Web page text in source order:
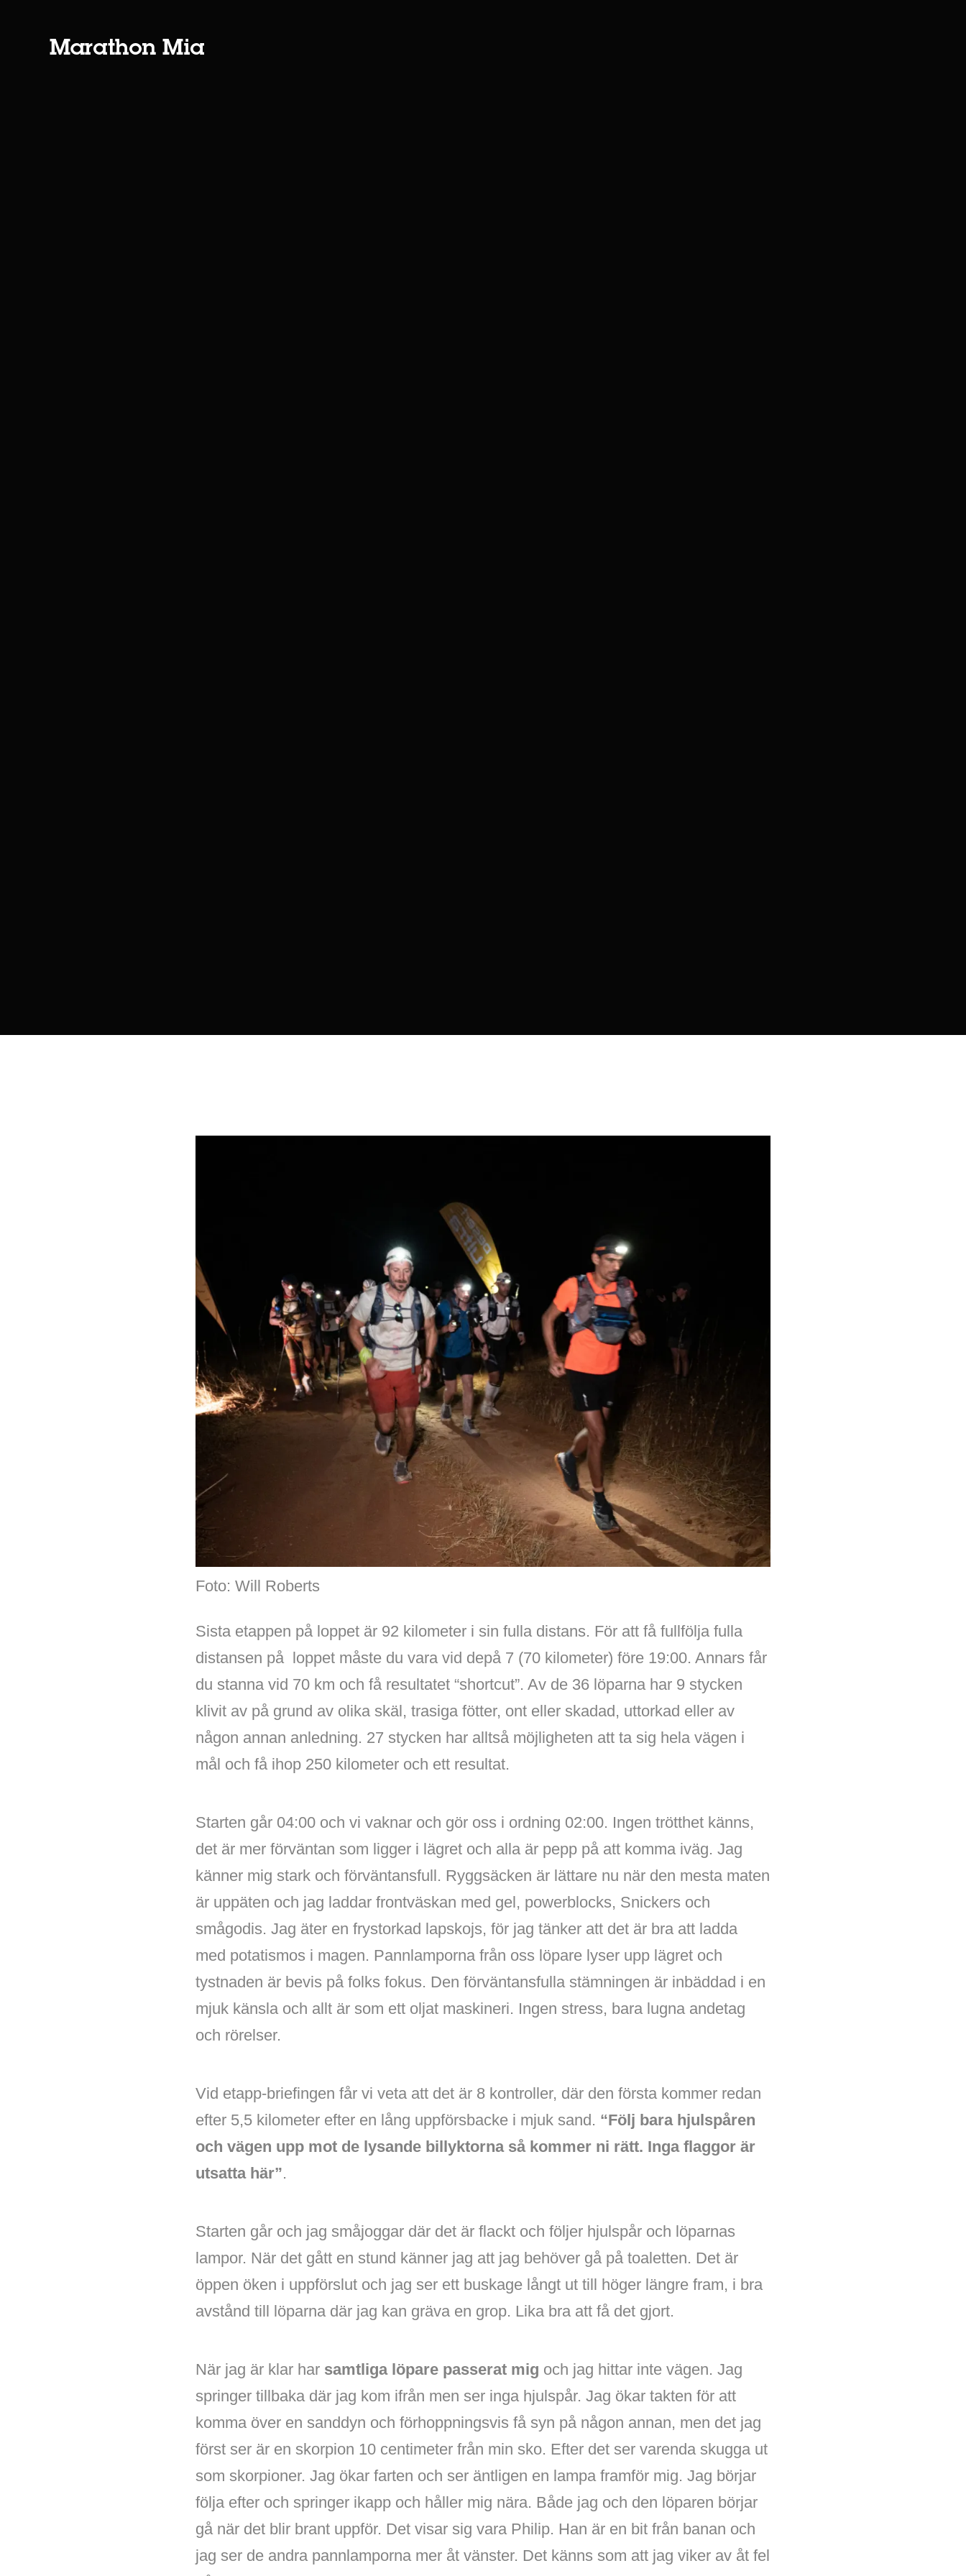
Foto: Will Roberts
Sista etappen på loppet är 92 kilometer i sin fulla distans. För att få fullfölja fulla
distansen på loppet måste du vara vid depå 7 (70 kilometer) före 19:00. Annars får
du stanna vid 70 km och få resultatet “shortcut”. Av de 36 löparna har 9 stycken
klivit av på grund av olika skäl, trasiga fötter, ont eller skadad, uttorkad eller av
någon annan anledning. 27 stycken har alltså möjligheten att ta sig hela vägen i
mål och få ihop 250 kilometer och ett resultat.
Starten går 04:00 och vi vaknar och gör oss i ordning 02:00. Ingen trötthet känns,
det är mer förväntan som ligger i lägret och alla är pepp på att komma iväg. Jag
känner mig stark och förväntansfull. Ryggsäcken är lättare nu när den mesta maten
är uppäten och jag laddar frontväskan med gel, powerblocks, Snickers och
smågodis. Jag äter en frystorkad lapskojs, för jag tänker att det är bra att ladda
med potatismos i magen. Pannlamporna från oss löpare lyser upp lägret och
tystnaden är bevis på folks fokus. Den förväntansfulla stämningen är inbäddad i en
mjuk känsla och allt är som ett oljat maskineri. Ingen stress, bara lugna andetag
och rörelser.
Vid etapp-briefingen får vi veta att det är 8 kontroller, där den första kommer redan
efter 5,5 kilometer efter en lång uppförsbacke i mjuk sand. “Följ bara hjulspåren
och vägen upp mot de lysande billyktorna så kommer ni rätt. Inga flaggor är
utsatta här”.
Starten går och jag småjoggar där det är flackt och följer hjulspår och löparnas
lampor. När det gått en stund känner jag att jag behöver gå på toaletten. Det är
öppen öken i uppförslut och jag ser ett buskage långt ut till höger längre fram, i bra
avstånd till löparna där jag kan gräva en grop. Lika bra att få det gjort.
När jag är klar har samtliga löpare passerat mig och jag hittar inte vägen. Jag
springer tillbaka där jag kom ifrån men ser inga hjulspår. Jag ökar takten för att
komma över en sanddyn och förhoppningsvis få syn på någon annan, men det jag
först ser är en skorpion 10 centimeter från min sko. Efter det ser varenda skugga ut
som skorpioner. Jag ökar farten och ser äntligen en lampa framför mig. Jag börjar
följa efter och springer ikapp och håller mig nära. Både jag och den löparen börjar
gå när det blir brant uppför. Det visar sig vara Philip. Han är en bit från banan och
jag ser de andra pannlamporna mer åt vänster. Det känns som att jag viker av åt fel